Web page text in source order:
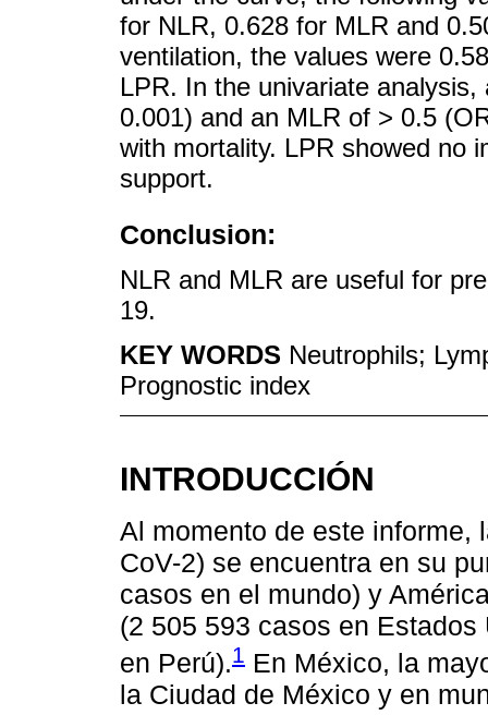
for NLR, 0.628 for MLR and
ventilation, the values were
LPR. In the univariate
0.001) and an MLR of > 0.5
with mortality. LPR showed no
support.
Conclusion:
NLR and MLR are useful for
19.
KEY WORDS Neutrophils;
Prognostic index
INTRODUCCIÓN
Al momento de este informe,
CoV-2) se encuentra en su
casos en el mundo) y
(2 505 593 casos en
en Perú).1 En México, la
la Ciudad de México y en